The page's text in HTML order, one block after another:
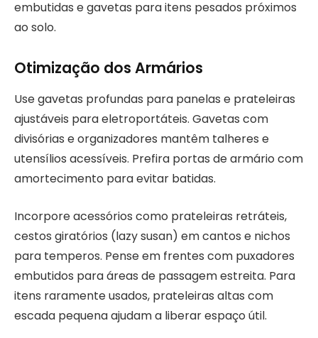
embutidas e gavetas para itens pesados próximos
ao solo.
Otimização dos Armários
Use gavetas profundas para panelas e prateleiras
ajustáveis para eletroportáteis. Gavetas com
divisórias e organizadores mantêm talheres e
utensílios acessíveis. Prefira portas de armário com
amortecimento para evitar batidas.
Incorpore acessórios como prateleiras retráteis,
cestos giratórios (lazy susan) em cantos e nichos
para temperos. Pense em frentes com puxadores
embutidos para áreas de passagem estreita. Para
itens raramente usados, prateleiras altas com
escada pequena ajudam a liberar espaço útil.